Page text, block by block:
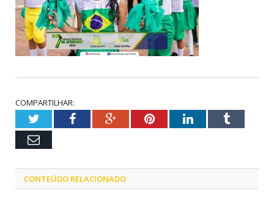
COMPARTILHAR:
TwitterFacebookGoogle+PinterestLinkedInTumblr
Email
CONTEÚDO RELACIONADO